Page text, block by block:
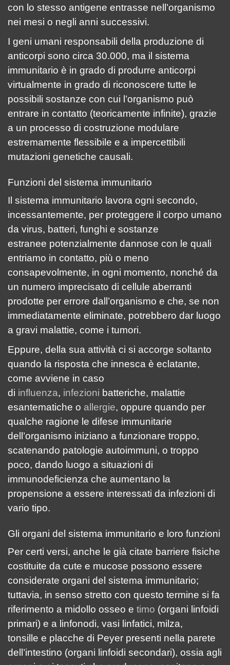
con lo stesso antigene entrasse nell’organismo
nei mesi o negli anni successivi.
I geni umani responsabili della produzione di
anticorpi sono circa 30.000, ma il sistema
immunitario è in grado di produrre anticorpi
virtualmente in grado di riconoscere tutte le
possibili sostanze con cui l’organismo può
entrare in contatto (teoricamente infinite), grazie
a un processo di costruzione modulare
estremamente flessibile e a impercettibili
mutazioni genetiche causali.
Funzioni del sistema immunitario
Il sistema immunitario lavora ogni secondo,
incessantemente, per proteggere il corpo umano
da virus, batteri, funghi e sostanze
estranee potenzialmente dannose con le quali
entriamo in contatto, più o meno
consapevolmente, in ogni momento, nonché da
un numero imprecisato di cellule aberranti
prodotte per errore dall’organismo e che, se non
immediatamente eliminate, potrebbero dar luogo
a gravi malattie, come i tumori.
Eppure, della sua attività ci si accorge soltanto
quando la risposta che innesca è eclatante,
come avviene in caso
di influenza, infezioni batteriche, malattie
esantematiche o allergie, oppure quando per
qualche ragione le difese immunitarie
dell’organismo iniziano a funzionare troppo,
scatenando patologie autoimmuni, o troppo
poco, dando luogo a situazioni di
immunodeficienza che aumentano la
propensione a essere interessati da infezioni di
vario tipo.
Gli organi del sistema immunitario e loro funzioni
Per certi versi, anche le già citate barriere fisiche
costituite da cute e mucose possono essere
considerate organi del sistema immunitario;
tuttavia, in senso stretto con questo termine si fa
riferimento a midollo osseo e timo (organi linfoidi
primari) e a linfonodi, vasi linfatici, milza,
tonsille e placche di Peyer presenti nella parete
dell’intestino (organi linfoidi secondari), ossia agli